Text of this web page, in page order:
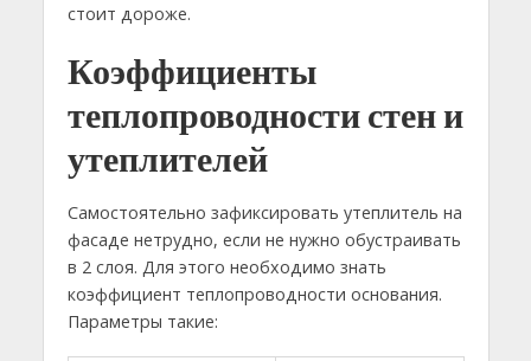
стоит дороже.
Коэффициенты
теплопроводности стен и
утеплителей
Самостоятельно зафиксировать утеплитель на
фасаде нетрудно, если не нужно обустраивать
в 2 слоя. Для этого необходимо знать
коэффициент теплопроводности основания.
Параметры такие: